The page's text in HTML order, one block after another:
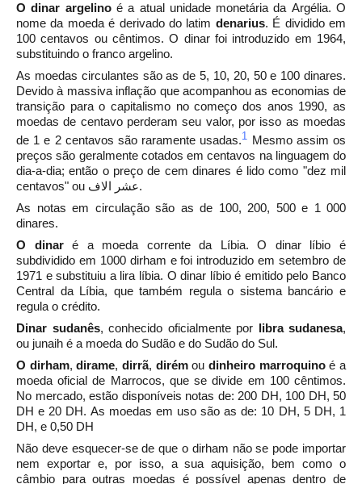
O dinar argelino é a atual unidade monetária da Argélia. O
nome da moeda é derivado do latim denarius. É dividido em
100 centavos ou cêntimos. O dinar foi introduzido em 1964,
substituindo o franco argelino.
As moedas circulantes são as de 5, 10, 20, 50 e 100 dinares.
Devido à massiva inflação que acompanhou as economias de
transição para o capitalismo no começo dos anos 1990, as
moedas de centavo perderam seu valor, por isso as moedas
de 1 e 2 centavos são raramente usadas.1 Mesmo assim os
preços são geralmente cotados em centavos na linguagem do
dia-a-dia; então o preço de cem dinares é lido como "dez mil
centavos" ou عشر الاف.
As notas em circulação são as de 100, 200, 500 e 1 000
dinares.
O
dinar é a moeda corrente da
Líbia. O dinar líbio é
subdividido em 1000 dirham e foi introduzido em setembro de
1971 e substituiu a lira líbia. O dinar líbio é emitido pelo Banco
Central da Líbia, que também regula o sistema bancário e
regula o crédito.
Dinar sudanês, conhecido oficialmente por libra sudanesa,
ou junaih é a moeda do Sudão e do Sudão do Sul.
O dirham, dirame, dirrã, dirém ou dinheiro marroquino é a
moeda oficial de Marrocos, que se divide em 100 cêntimos.
No mercado, estão disponíveis notas de: 200 DH, 100 DH, 50
DH e 20 DH. As moedas em uso são as de: 10 DH, 5 DH, 1
DH, e 0,50 DH
Não deve esquecer-se de que o dirham não se pode importar
nem exportar e, por isso, a sua aquisição, bem como o
câmbio para outras moedas é possível apenas dentro de